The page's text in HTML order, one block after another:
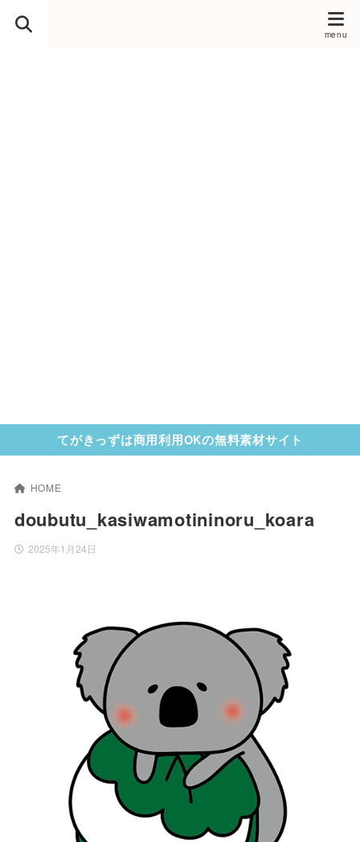
てがきっずは商用利用OKの無料素材サイト
HOME
doubutu_kasiwamotininoru_koara
2025年1月24日